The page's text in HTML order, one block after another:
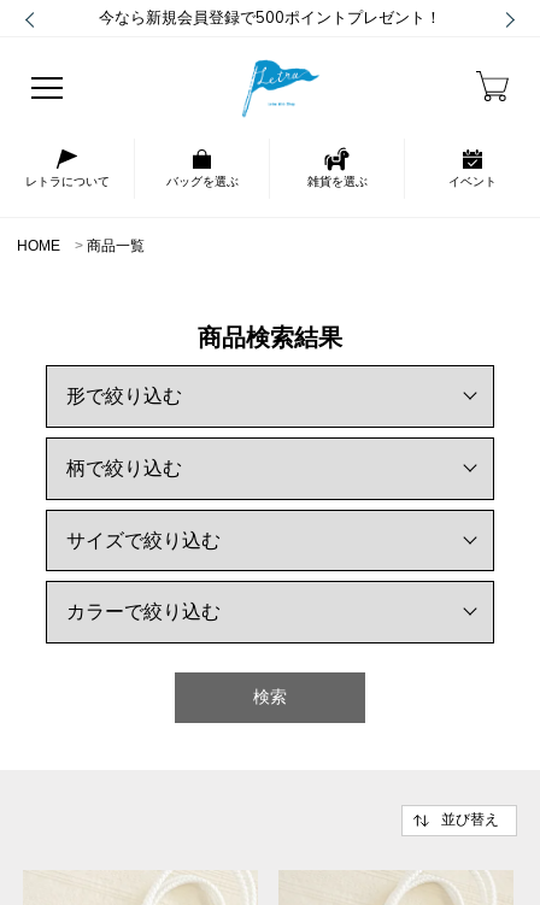
今なら新規会員登録で500ポイントプレゼント！
レトラについて バッグを選ぶ 雑貨を選ぶ イベント
HOME 商品一覧
商品検索結果
検索
並び替え